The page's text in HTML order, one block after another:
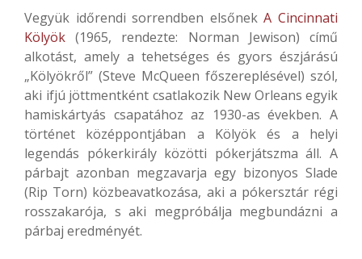
Vegyük időrendi sorrendben elsőnekA Cincinnati
Kölyök (1965, rendezte: Norman Jewison) című
alkotást, amely a tehetséges és gyors észjárású
„Kölyökről” (Steve McQueen főszereplésével) szól,
aki ifjú jöttmentként csatlakozik New Orleans egyik
hamiskártyás csapatához az 1930-as években. A
történet középpontjában a Kölyök és a helyi
legendás pókerkirály közötti pókerjátszma áll. A
párbajt azonban megzavarja egy bizonyos Slade
(Rip Torn) közbeavatkozása, aki a pókersztár régi
rosszakarója, s aki megpróbálja megbundázni a
párbaj eredményét.